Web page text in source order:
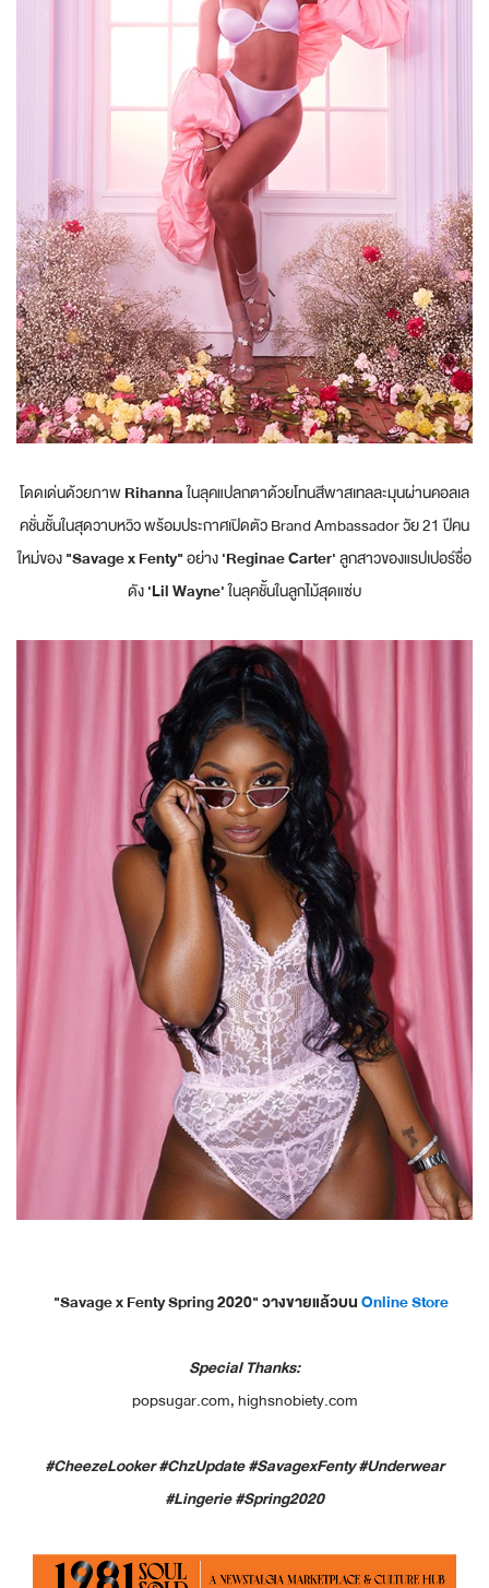
โดดเด่นด้วยภาพRihannaในลุคแปลกตาด้วยโทนสีพาสเทลละมุนผ่านคอลเล
คชั่นชั้นในสุดวาบหวิว พร้อมประกาศเปิดตัว Brand Ambassador วัย 21 ปีคน
ใหม่ของ"Savage x Fenty"อย่าง'Reginae Carter'ลูกสาวของแรปเปอร์ชื่อ
ดัง'Lil Wayne'ในลุคชั้นในลูกไม้สุดแซ่บ
"Savage x Fenty Spring 2020" วางขายแล้วบนOnline Store
Special Thanks:
popsugar.com, highsnobiety.com
#CheezeLooker #ChzUpdate #SavagexFenty #Underwear
#Lingerie #Spring2020